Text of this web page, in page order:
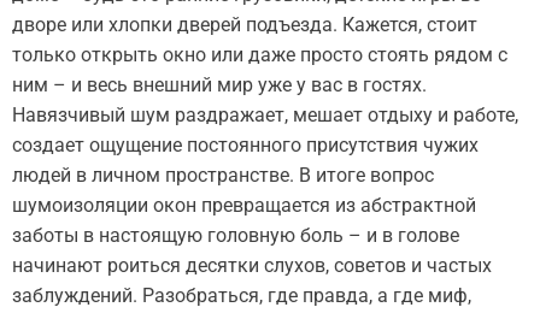
дворе или хлопки дверей подъезда. Кажется, стоит
только открыть окно или даже просто стоять рядом с
ним – и весь внешний мир уже у вас в гостях.
Навязчивый шум раздражает, мешает отдыху и работе,
создает ощущение постоянного присутствия чужих
людей в личном пространстве. В итоге вопрос
шумоизоляции окон превращается из абстрактной
заботы в настоящую головную боль – и в голове
начинают роиться десятки слухов, советов и частых
заблуждений. Разобраться, где правда, а где миф,